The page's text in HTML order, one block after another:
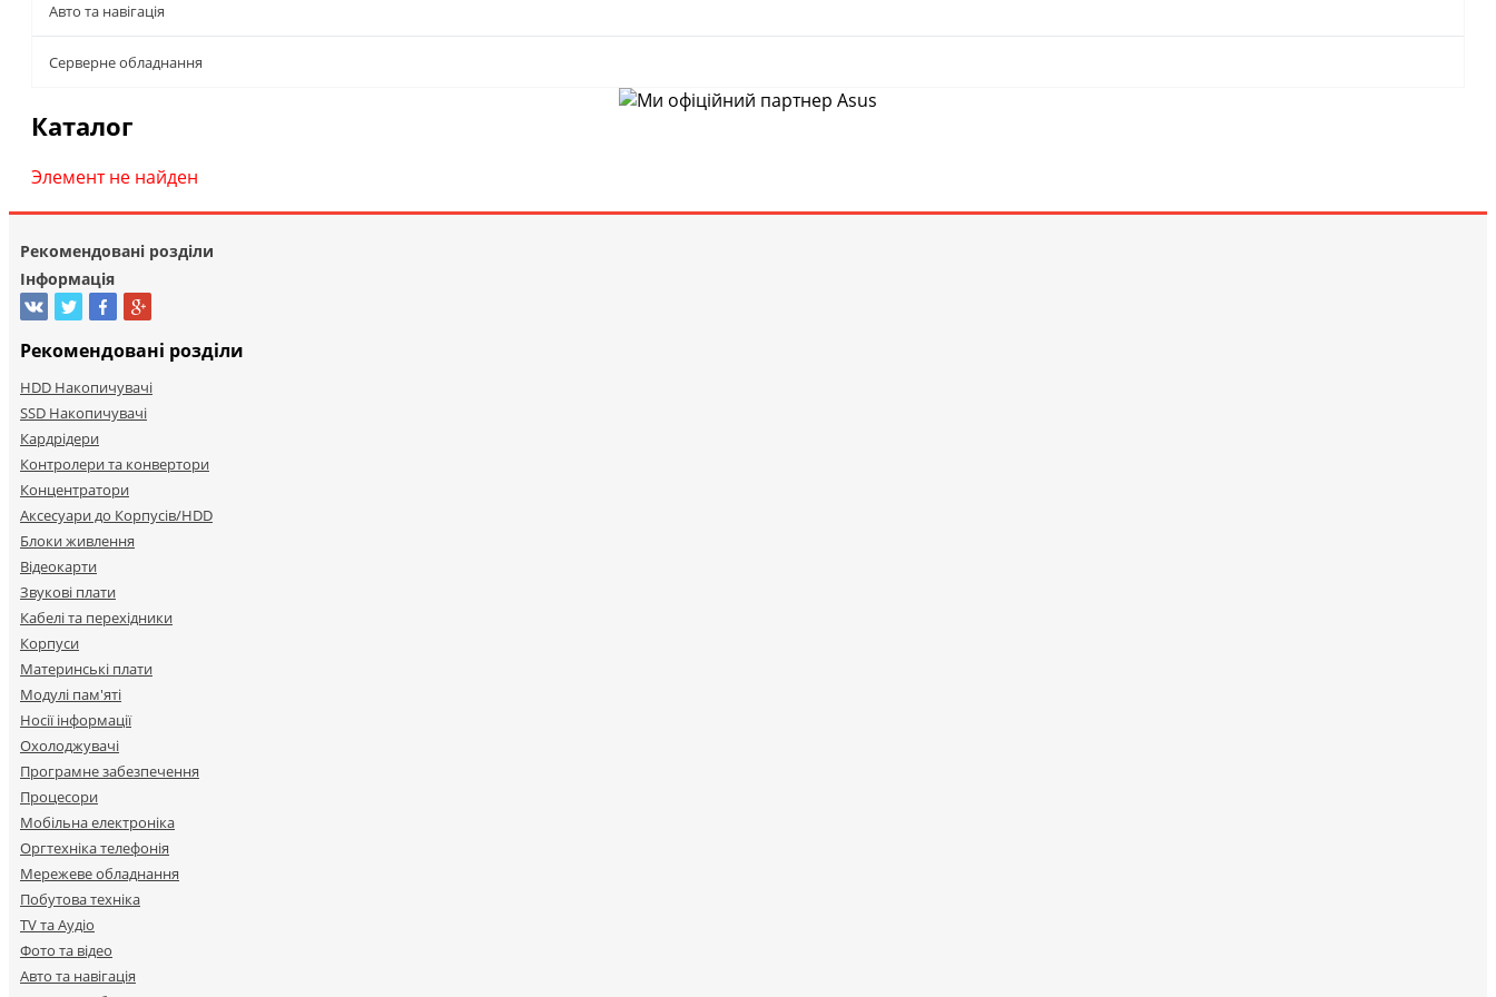
Авто та навігація
Серверне обладнання
Каталог
Элемент не найден
Рекомендовані розділи
Інформація
Рекомендовані розділи
HDD Накопичувачі
SSD Накопичувачі
Кардрідери
Контролери та конвертори
Концентратори
Аксесуари до Корпусів/HDD
Блоки живлення
Відеокарти
Звукові плати
Кабелі та перехідники
Корпуси
Материнські плати
Модулі пам'яті
Носії інформації
Охолоджувачі
Програмне забезпечення
Процесори
Мобільна електроніка
Оргтехніка телефонія
Мережеве обладнання
Побутова техніка
TV та Аудіо
Фото та відео
Авто та навігація